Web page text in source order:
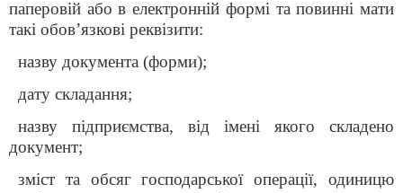
паперовій або в електронній формі та повинні мати
такі обов’язкові реквізити:
назву документа (форми);
дату складання;
назву підприємства, від імені якого складено
документ;
зміст та обсяг господарської операції, одиницю